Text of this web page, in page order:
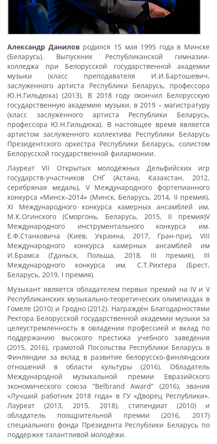
Александр Данилов родился 15 мая 1995 года в Минске
(Беларусь). Выпускник Республиканской гимназии-
колледжа при Белорусской государственной академии
музыки (класс преподавателя И.И.Бартошевич,
заслуженного артиста Республики Беларусь, профессора
Ю.Н.Гильдюка) (2013). В 2018 году окончил Белорусскую
государственную академию музыки, в 2019 – магистратуру
(класс заслуженного артиста Республики Беларусь,
профессора Ю.Н.Гильдюка). В настоящее время является
артистом заслуженного коллектива Республики Беларусь
Президентского оркестра Республики Беларусь, солистом
Белорусской государственной филармонии.
Лауреат VII Открытых молодёжных Дельфийских игр
государств-участников СНГ (Астана, Казахстан, 2012,
серебряная медаль), V Международного фортепианного
конкурса «Минск–2014» (Минск, Беларусь, 2014, II премия),
XI Международного конкурса камерных ансамблей им.
М.К.Огинского (Сморгонь, Беларусь, 2015, II премия)V
Международного инструментального конкурса им.
Е.Ф.Станковича (Киев, Украина, 2017, Гран-при), VIII
Международного конкурса камерных ансамблей им
И.Брамса (Гданьск, Польша, 2018, III премия), III
Международного конкурса им. С.Т.Рихтера (Брест,
Беларусь, 2019, I премия).
Музыкант является обладателем первых премий на IV и V
Республиканских музыкально-теоретических олимпиадах в
Гомеле (2010) и Гродно (2012). Награждён Благодарностями
Ректора Белорусской государственной академии музыки за
целеустремленность в овладении профессией и вклад по
поддержанию высокого престижа учебного заведения
(2015, 2016), грамотой Посольства Республики Беларусь в
Финляндии за вклад в развитие белорусско-финляндских
отношений в области культуры (2016). Обладатель
Международной музыкальной премии Евразийского
экономического союза “Belbrand Award” (2016), звания
«Лучший работник 2018 года» в ГУ «Дворец Республики».
Лауреат (2013, 2015, 2018), стипендиат (2010) и
обладатель поощрительной премии (2016, 2017)
специального фонда Президента Республики Беларусь по
поддержке талантливой молодёжи.